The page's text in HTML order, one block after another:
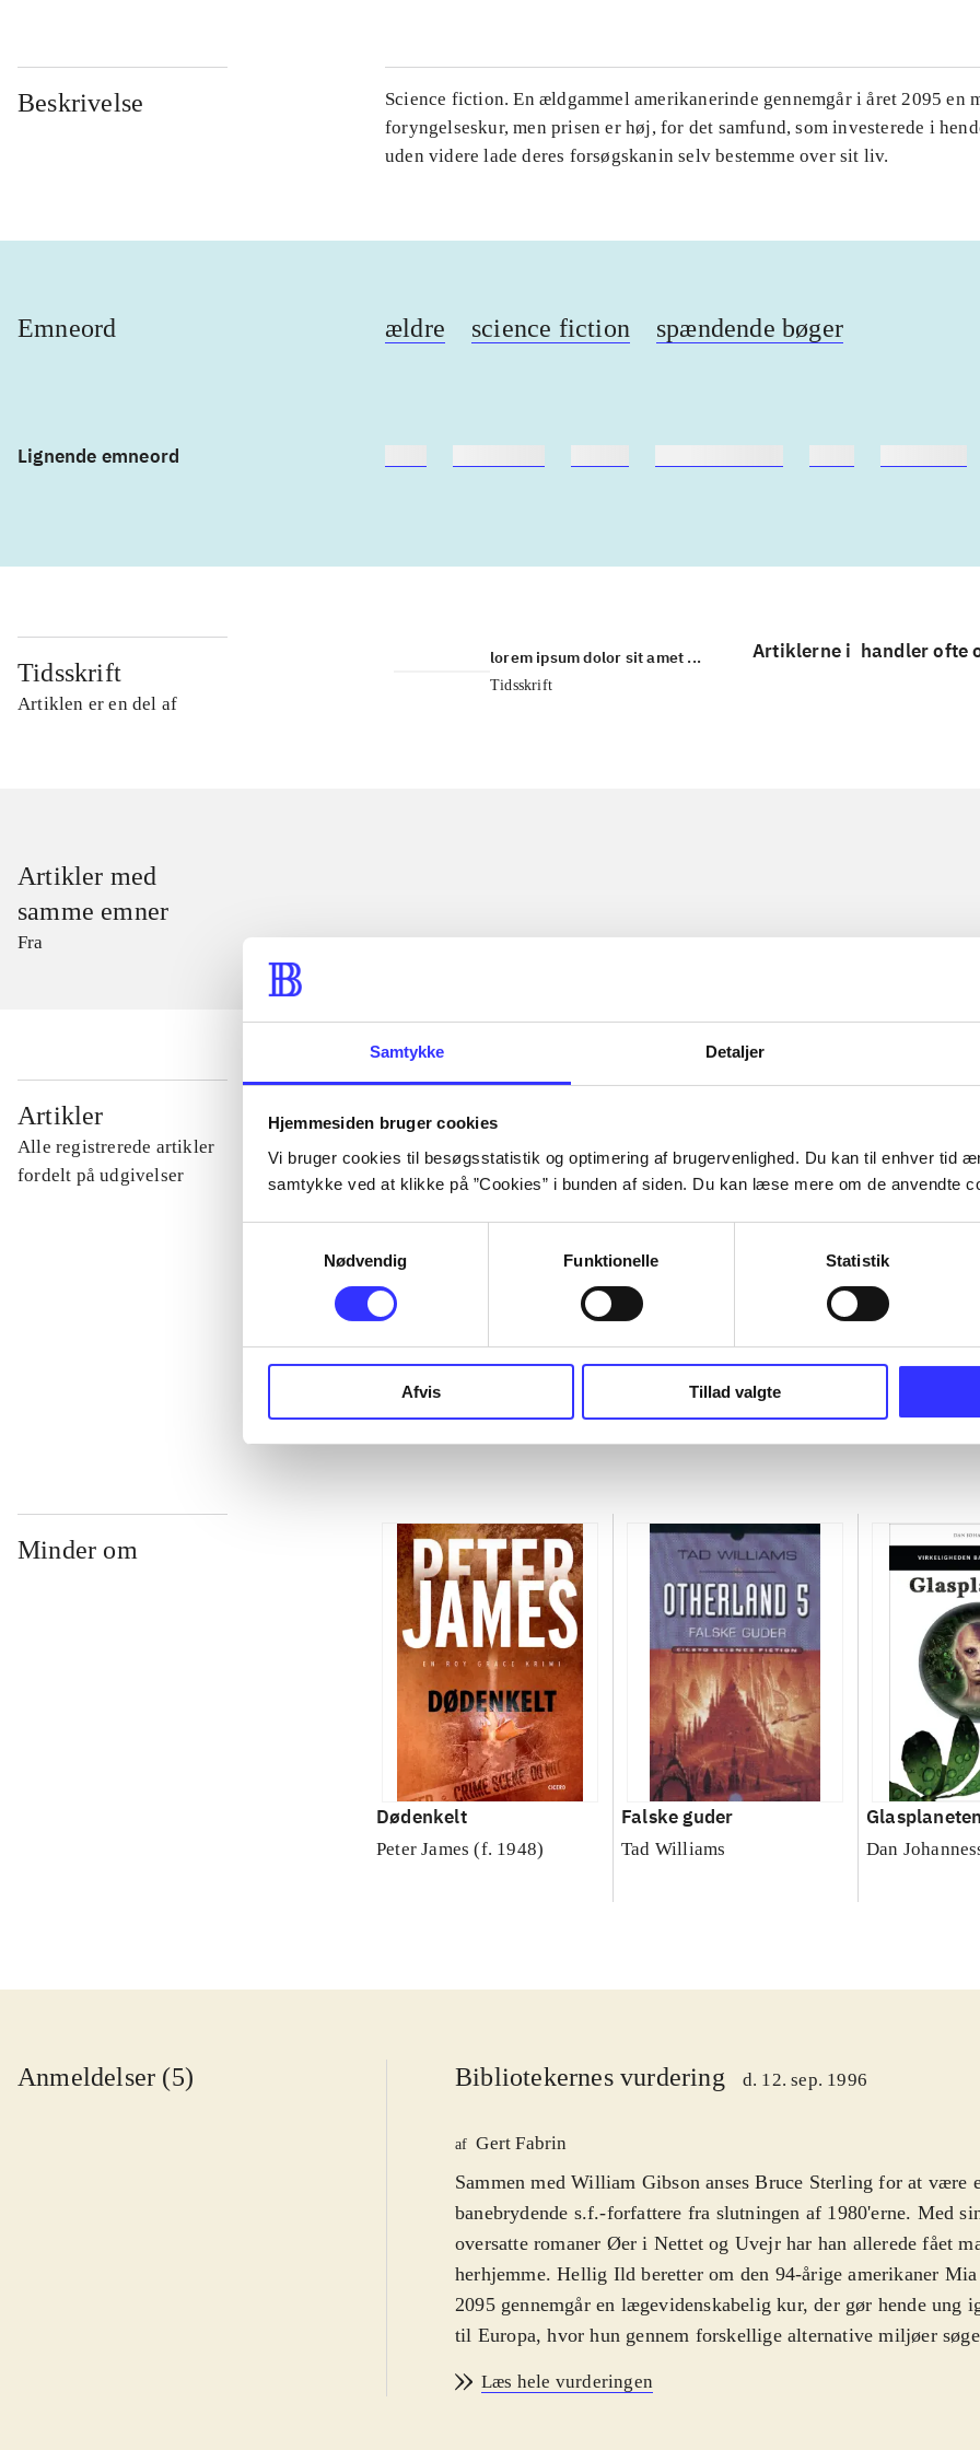
Samtykke Detaljer
Hjemmesiden bruger cookies
Vi bruger cookies til besøgsstatistik og optimering af brugervenlighed. Du kan til enhver tid
samtykke ved at klikke på ”Cookies” i bunden af siden. Du kan læse mere om de anvendte
Nødvendig
Funktionelle Statistik
Afvis Tillad valgte
Beskrivelse
Science fiction. En ældgammel amerikanerinde gennemgår i året 2095 en
foryngelseskur, men prisen er høj, for det samfund, som investerede i
uden videre lade deres forsøgskanin selv bestemme over sit liv.
Emneord ældre science fiction spændende bøger
Lignende emneord
Tidsskrift
Artiklen er en del af
lorem ipsum dolor sit amet ...
Tidsskrift
Artiklerne i handler ofte
Artikler med
samme emner
Fra
Artikler
Alle registrerede artikler
fordelt på udgivelser
...
Minder om
Dødenkelt
Peter James (f. 1948)
Falske guder
Tad Williams Dan
Anmeldelser (5) Bibliotekernes vurdering d. 12. sep. 1996
af Gert Fabrin
Sammen med William Gibson anses Bruce Sterling for at være
banebrydende s.f.-forfattere fra slutningen af 1980'erne. Med
oversatte romaner Øer i Nettet og Uvejr har han allerede fået
herhjemme. Hellig Ild beretter om den 94-årige amerikaner
2095 gennemgår en lægevidenskabelig kur, der gør hende ung
til Europa, hvor hun gennem forskellige alternative miljøer
efterhånden få unge med besvær må klare dagen og vejen,
Læs hele vurderingen